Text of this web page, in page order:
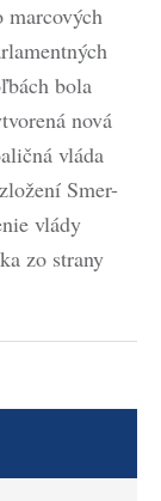
marcových
bola
nová
vláda
Smer-
vlády
zo strany